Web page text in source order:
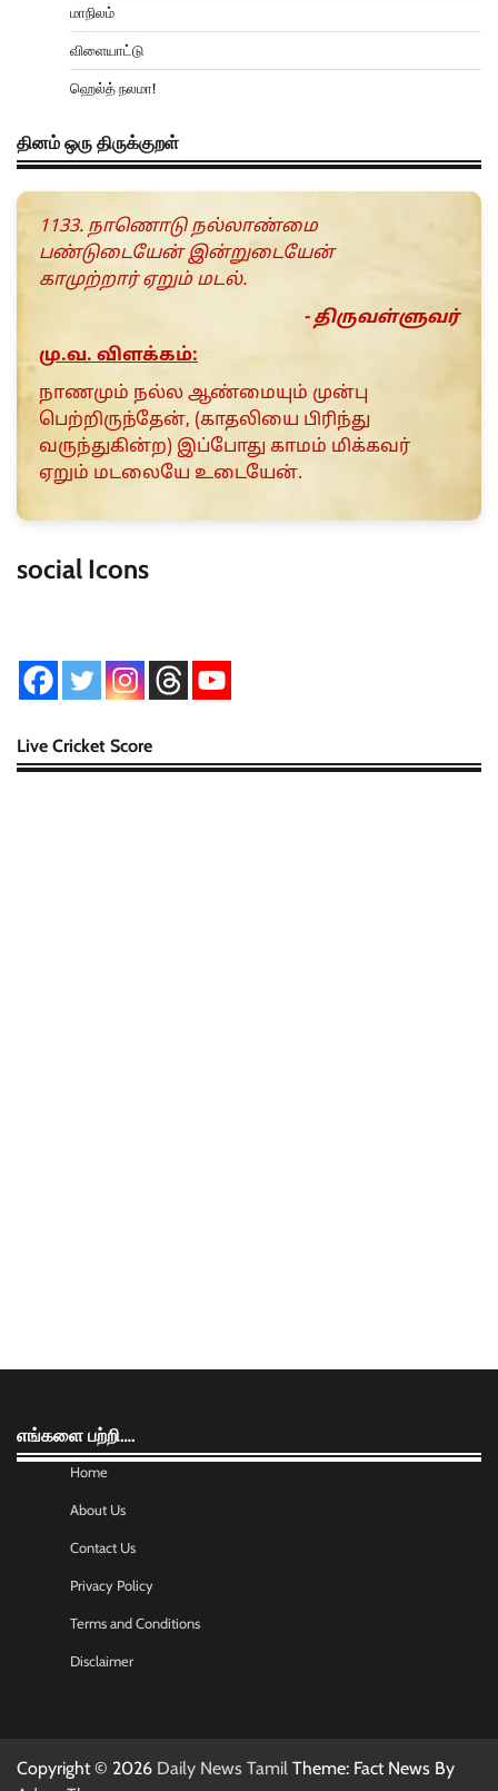
மாநிலம்
விளையாட்டு
ஹெல்த் நலமா!
தினம் ஒரு திருக்குறள்
1133. நாணொடு நல்லாண்மை
பண்டுடையேன் இன்றுடையேன்
காமுற்றார் ஏறும் மடல்.
- திருவள்ளுவர்
மு.வ. விளக்கம்:
நாணமும் நல்ல ஆண்மையும் முன்பு
பெற்றிருந்தேன், (காதலியை பிரிந்து
வருந்துகின்ற) இப்போது காமம் மிக்கவர்
ஏறும் மடலையே உடையேன்.
social Icons
Live Cricket Score
எங்களை பற்றி….
Home
About Us
Contact Us
Privacy Policy
Terms and Conditions
Disclaimer
Copyright © 2026 Daily News Tamil Theme: Fact News By